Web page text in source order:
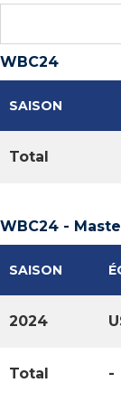
WBC24
SAISON
Total
WBC24 -
SAISON
2024
Total -